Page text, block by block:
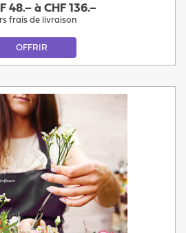
48.– à CHF 136.–
frais de livraison
OFFRIR